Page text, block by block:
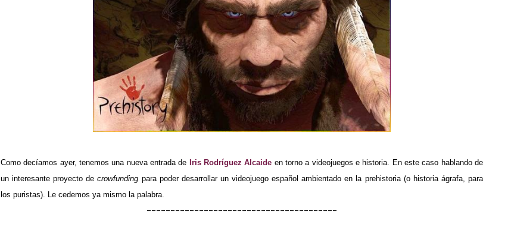
Como decíamos ayer, tenemos una nueva entrada de Iris Rodríguez Alcaide en torno a videojuegos e historia. En este caso hablando de
un interesante proyecto decrowfunding para poder desarrollar un videojuego español ambientado en la prehistoria (o historia ágrafa, para
los puristas). Le cedemos ya mismo la palabra.
----------------------------------------